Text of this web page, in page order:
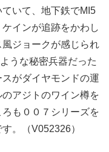
いて、地下鉄でMI5
インが追跡をかわし
ジョークが感じられ
うな秘密兵器だった
がダイヤモンドの運
アジトのワイン樽を
も００７シリーズを
。（V052326）